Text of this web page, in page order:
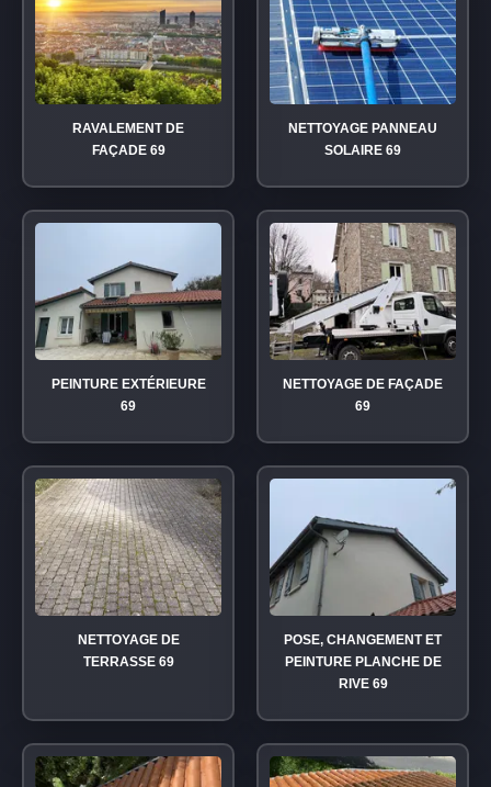
RAVALEMENT DE
FAÇADE 69
NETTOYAGE PANNEAU
SOLAIRE 69
PEINTURE EXTÉRIEURE
69
NETTOYAGE DE FAÇADE
69
NETTOYAGE DE
TERRASSE 69
POSE, CHANGEMENT ET
PEINTURE PLANCHE DE
RIVE 69